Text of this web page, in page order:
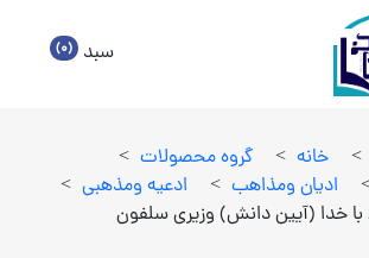
سبد (0)
> خانه > گروه محصولات >
اديان ومذاهب > ادعيه ومذهبي >
با خدا (آیین دانش) وزیری سلفون